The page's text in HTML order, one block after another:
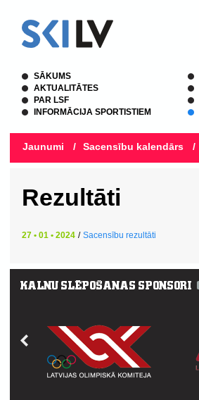
SĀKUMS
AKTUALITĀTES
PAR LSF
INFORMĀCIJA SPORTISTIEM
Jaunumi / Sacensību kalendārs /
Rezultāti
27 • 01 • 2024 / Sacensību rezultāti